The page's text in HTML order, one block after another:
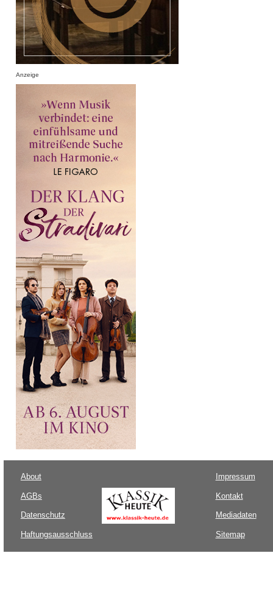
Anzeige
About
AGBs
Datenschutz
Haftungsausschluss
Impressum
Kontakt
Mediadaten
Sitemap